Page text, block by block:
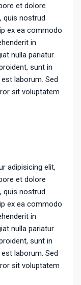
et dolore
quis nostrud
ex ea commodo
in
nulla pariatur.
sunt in
laborum. Sed
sit voluptatem
adipisicing elit,
et dolore
quis nostrud
ex ea commodo
in
nulla pariatur.
sunt in
laborum. Sed
sit voluptatem